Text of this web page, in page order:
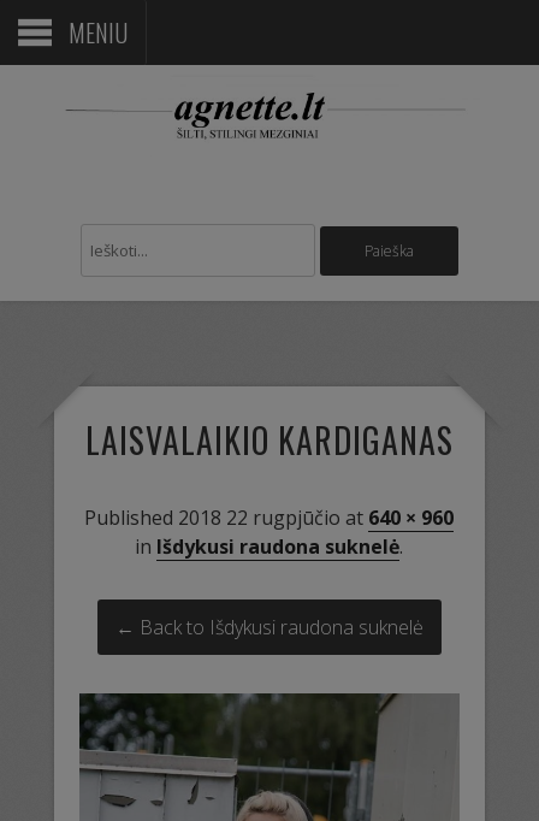
MENIU
LAISVALAIKIO KARDIGANAS
Published 2018 22 rugpjūčio at 640 × 960
in Išdykusi raudona suknelė.
← Back to Išdykusi raudona suknelė